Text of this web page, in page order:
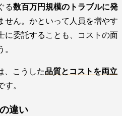
る数百万円規模のトラブルに発
せん。かといって人員を増やす
に委託することも、コストの面
、こうした品質とコストを両立
す。
違い